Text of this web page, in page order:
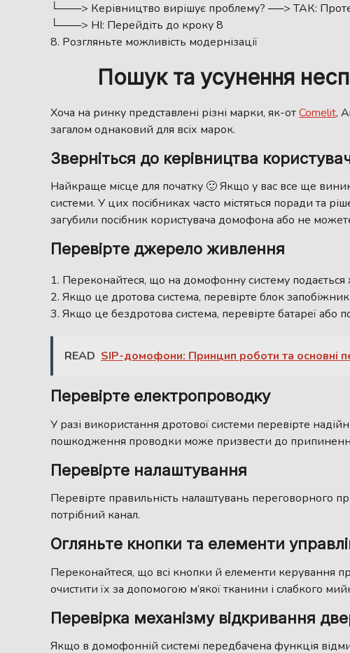
└───> Керівництво вирішує проблему? ──> ТАК:
└───> НІ: Перейдіть до кроку 8
Розгляньте можливість модернізації
Пошук та усунення
Хоча на ринку представлені різні марки, як-отComelit,
загалом однаковий для всіх марок.
Зверніться до керівництва
Найкраще місце для початку 🙂 Якщо у вас все ще
системи. У цих посібниках часто містяться поради та
загубили посібник користувача домофона або не
Перевірте джерело живлення
Переконайтеся, що на домофонну систему
Якщо це дротова система, перевірте блок
Якщо це бездротова система, перевірте батареї або
READ SIP-домофони: Принцип роботи та основні
Перевірте електропроводку
У разі використання дротової системи перевірте
пошкодження проводки може призвести до
Перевірте налаштування
Перевірте правильність налаштувань переговорного
потрібний канал.
Огляньте кнопки та елементи
Переконайтеся, що всі кнопки й елементи керування
очистити їх за допомогою м’якої тканини і слабкого
Перевірка механізму відкривання
Якщо в домофонній системі передбачена функція